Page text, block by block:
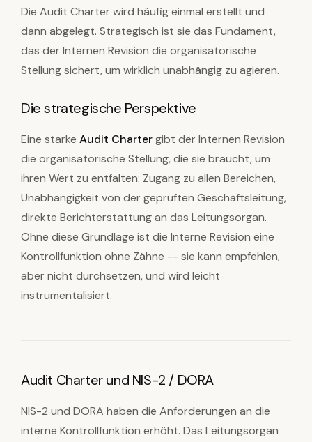
Die Audit Charter wird häufig einmal erstellt und
dann abgelegt. Strategisch ist sie das Fundament,
das der Internen Revision die organisatorische
Stellung sichert, um wirklich unabhängig zu agieren.
Die strategische Perspektive
Eine starke Audit Chartergibt der Internen Revision
die organisatorische Stellung, die sie braucht, um
ihren Wert zu entfalten: Zugang zu allen Bereichen,
Unabhängigkeit von der geprüften Geschäftsleitung,
direkte Berichterstattung an das Leitungsorgan.
Ohne diese Grundlage ist die Interne Revision eine
Kontrollfunktion ohne Zähne -- sie kann empfehlen,
aber nicht durchsetzen, und wird leicht
instrumentalisiert.
Audit Charter und NIS-2 / DORA
NIS-2 und DORA haben die Anforderungen an die
interne Kontrollfunktion erhöht. Das Leitungsorgan